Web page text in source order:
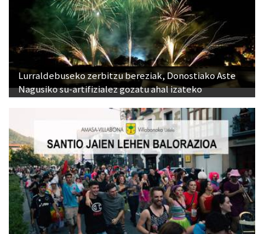
Lurraldebuseko zerbitzu bereziak, Donostiako Aste
Nagusiko su-artifizialez gozatu ahal izateko